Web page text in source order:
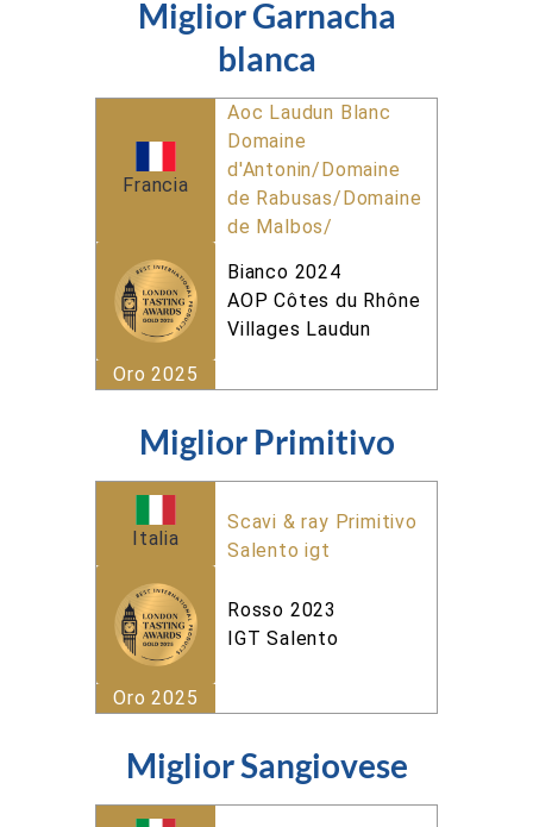
Miglior Garnacha
blanca
Aoc Laudun Blanc
Domaine
d'Antonin/Domaine
de Rabusas/Domaine
de Malbos/
Oro 2025
Bianco 2024
AOP Côtes du Rhône
Villages Laudun
Francia
Miglior Primitivo
Scavi & ray Primitivo
Salento igt
Oro 2025
Rosso 2023
IGT Salento
Italia
Miglior Sangiovese